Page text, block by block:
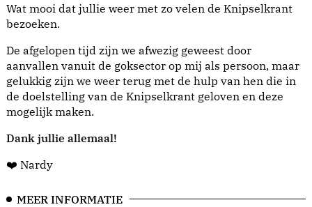
Wat mooi dat jullie weer met zo velen de Knipselkrant
bezoeken.
De afgelopen tijd zijn we afwezig geweest door
aanvallen vanuit de goksector op mij als persoon, maar
gelukkig zijn we weer terug met de hulp van hen die in
de doelstelling van de Knipselkrant geloven en deze
mogelijk maken.
Dank jullie allemaal!
❤️ Nardy
MEER INFORMATIE